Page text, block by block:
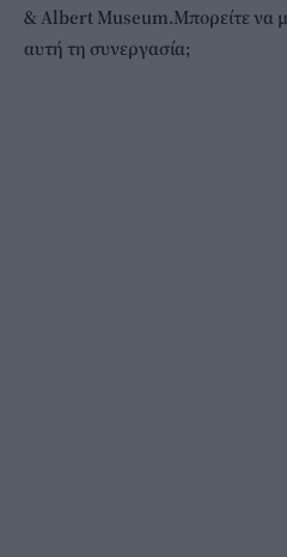
& Albert Museum.Μπορείτε να
αυτή τη συνεργασία;